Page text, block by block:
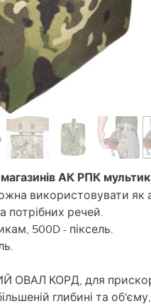
АК РПК
використовувати як
потрібних речей.
500D - піксель.
КОРД, для
глибині та